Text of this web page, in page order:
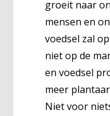
groeit naar
mensen en
voedsel zal
niet op de
en voedsel
meer
Niet voor